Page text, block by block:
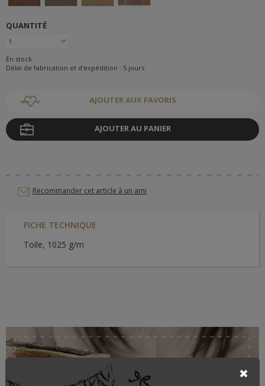
QUANTITÉ
En stock
Délai de fabrication et d'expédition : 5 jours
AJOUTER AUX FAVORIS
AJOUTER AU PANIER
Recommander cet article à un ami
FICHE TECHNIQUE
Toile, 1025 g/m